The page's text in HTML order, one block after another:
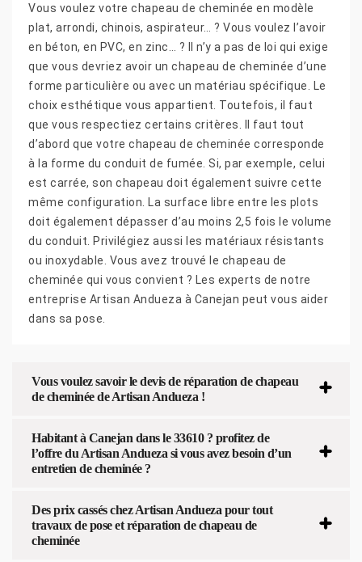
Vous voulez votre chapeau de cheminée en modèle
plat, arrondi, chinois, aspirateur… ? Vous voulez l’avoir
en béton, en PVC, en zinc… ? Il n’y a pas de loi qui exige
que vous devriez avoir un chapeau de cheminée d’une
forme particulière ou avec un matériau spécifique. Le
choix esthétique vous appartient. Toutefois, il faut
que vous respectiez certains critères. Il faut tout
d’abord que votre chapeau de cheminée corresponde
à la forme du conduit de fumée. Si, par exemple, celui
est carrée, son chapeau doit également suivre cette
même configuration. La surface libre entre les plots
doit également dépasser d’au moins 2,5 fois le volume
du conduit. Privilégiez aussi les matériaux résistants
ou inoxydable. Vous avez trouvé le chapeau de
cheminée qui vous convient ? Les experts de notre
entreprise Artisan Andueza à Canejan peut vous aider
dans sa pose.
Vous voulez savoir le devis de réparation de chapeau
de cheminée de Artisan Andueza !
Habitant à Canejan dans le 33610 ? profitez de
l’offre du Artisan Andueza si vous avez besoin d’un
entretien de cheminée ?
Des prix cassés chez Artisan Andueza pour tout
travaux de pose et réparation de chapeau de
cheminée